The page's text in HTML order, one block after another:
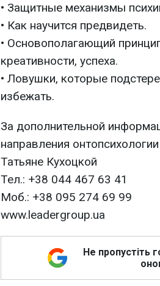
• Защитные механизмы
• Как научится предвидеть.
• Основополагающий
креативности, успеха.
• Ловушки, которые
избежать.
За дополнительной
направления
Татьяне Кухоцкой
Тел.: +38 044 467 63 41
Моб.: +38 095 274 69 99
www.leadergroup.ua
Не пропустіть